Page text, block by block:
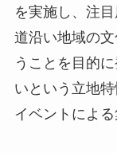
を実施し、注
道沿い地域の
うことを目的
いという立地
イベントによ